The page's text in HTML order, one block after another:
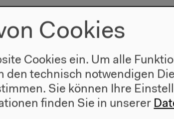
Cookies
Cookies ein. Um alle
den technisch notwendigen
Sie können Ihre
finden Sie in unserer